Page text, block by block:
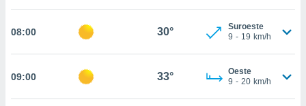
a la
todas
CONFIGURACIÓN
08:00 30°
Suroeste
9 - 19 km/h
09:00 33°
Oeste
9 - 20 km/h